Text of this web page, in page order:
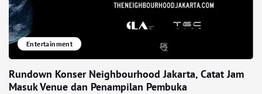
Entertainment
Rundown Konser Neighbourhood Jakarta, Catat Jam
Masuk Venue dan Penampilan Pembuka